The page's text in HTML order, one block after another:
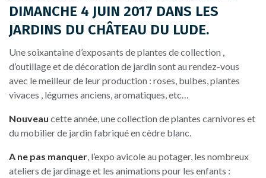
DIMANCHE 4 JUIN 2017 DANS LES
JARDINS DU CHÂTEAU DU LUDE.
Une soixantaine d’exposants de plantes de collection ,
d’outillage et de décoration de jardin sont au rendez-vous
avec le meilleur de leur production : roses, bulbes, plantes
vivaces , légumes anciens, aromatiques, etc…
Nouveau cette année, une collection de plantes carnivores et
du mobilier de jardin fabriqué en cèdre blanc.
A ne pas manquer, l’expo avicole au potager, les nombreux
ateliers de jardinage et les animations pour les enfants :